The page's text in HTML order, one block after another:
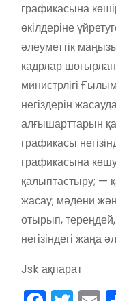
графикасына
өкілдеріне
әлеуметтік
кадрлар
министрлігі
негіздерін
алғышарттарын
графикасы
графикасына көшу
қалыптастыру; —
жасау; мәдени
отырып,
негізіндегі жаңа
Jsk ақпарат